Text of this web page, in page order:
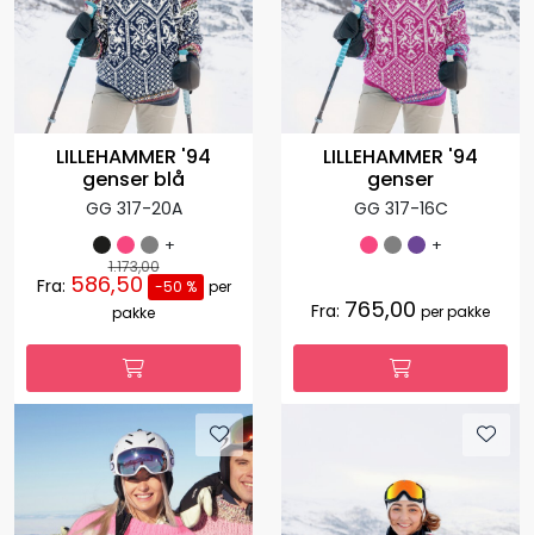
LILLEHAMMER '94
genser blå
GG 317-20A
+
1.173,00
Fra: 586,50 -50 %
per
pakke
LILLEHAMMER '94
genser
GG 317-16C
+
Fra: 765,00 per pakke